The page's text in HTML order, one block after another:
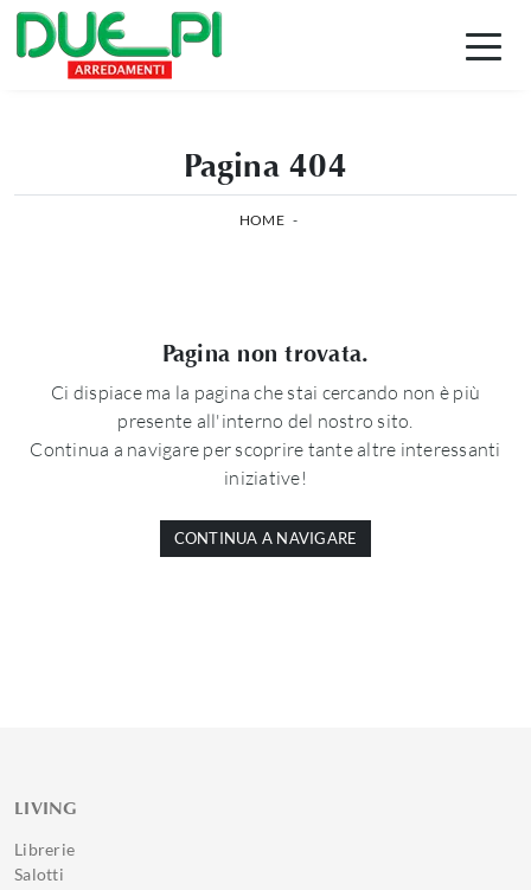
Pagina 404
HOME -
Pagina non trovata.
Ci dispiace ma la pagina che stai cercando non è più
presente all'interno del nostro sito.
Continua a navigare per scoprire tante altre interessanti
iniziative!
CONTINUA A NAVIGARE
LIVING
Librerie
Salotti